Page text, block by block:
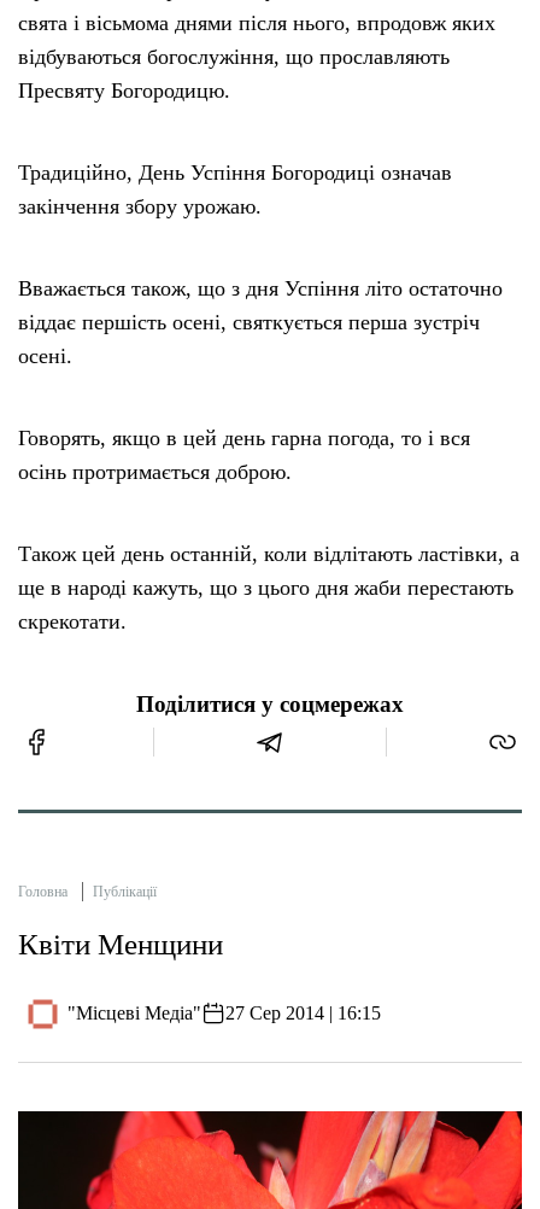
свята і вісьмома днями після нього, впродовж яких
відбуваються богослужіння, що прославляють
Пресвяту Богородицю.
Традиційно, День Успіння Богородиці означав
закінчення збору урожаю.
Вважається також, що з дня Успіння літо остаточно
віддає першість осені, святкується перша зустріч
осені.
Говорять, якщо в цей день гарна погода, то і вся
осінь протримається доброю.
Також цей день останній, коли відлітають ластівки, а
ще в народі кажуть, що з цього дня жаби перестають
скрекотати.
Поділитися у соцмережах
Головна Публікації
Квіти Менщини
"Місцеві Медіа" 27 Сер 2014 | 16:15